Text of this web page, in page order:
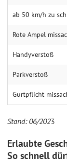
ab 50 km/h zu
Rote Ampel
Handy­verstoß
Park­verstoß
Gurt­pflicht
Stand: 06/2023
Erlaubte
So schnell